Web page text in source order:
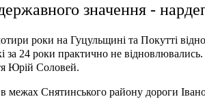
значення -
роки на Гуцульщині та Покутті
за 24 роки практично не
Юрій Соловей.
межах Снятинського району дороги